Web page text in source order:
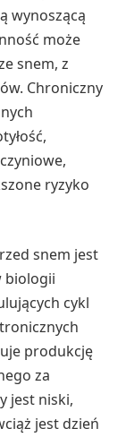
wynoszącą
może
snem, z
Chroniczny
ryzyko
snem jest
biologii
cykl
produkcję
za
jest niski,
jest dzień